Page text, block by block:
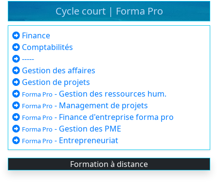
Sociologie
Psychologie
Communication
Sciences environnementales et aménagement du
territoire
Cycle court | Forma Pro
Finance
Comptabilités
-----
Gestion des affaires
Gestion de projets
Forma Pro - Gestion des ressources hum.
Forma Pro - Management de projets
Forma Pro - Finance d'entreprise forma pro
Forma Pro - Gestion des PME
Forma Pro - Entrepreneuriat
Formation à distance